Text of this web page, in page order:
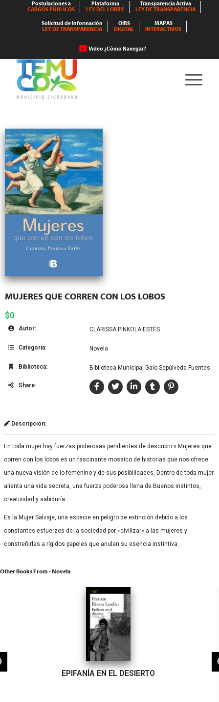
Postulaciones a
CARGOS PÚBLICOS
Plataforma
LEY DEL LOBBY
Transparencia Activa
LEY DE TRANSPARENCIA
Solicitud de Información
LEY DE TRANSPARENCIA
OIRS
DIGITAL
MAPAS
INTERACTIVOS
Video ¿Cómo Navegar?
MUJERES QUE CORREN CON LOS LOBOS
$0
Autor: CLARISSA PINKOLA ESTÉS
Categoría: Novela
Biblioteca: Biblioteca Municipal Galo Sepúlveda Fuentes
Share:
Descripción:
En toda mujer hay fuerzas poderosas pendientes de descubrir.» Mujeres que
corren con los lobos es un fascinante mosaico de historias que nos ofrece
una nueva visión de lo femenino y de sus posibilidades. Dentro de toda mujer
alienta una vida secreta, una fuerza poderosa llena de Buenos instintos,
creatividad y sabiduría.
Es la Mujer Salvaje, una especie en peligro de extinción debido a los
constantes esfuerzos de la sociedad por «civilizar» a las mujeres y
constreñirlas a rígidos papeles que anulan su esencia instintiva.
Other Books From - Novela
EPIFANÍA EN EL DESIERTO